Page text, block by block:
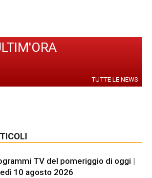
TUTTE LE NEWS
TV del pomeriggio di oggi |
10 agosto 2026